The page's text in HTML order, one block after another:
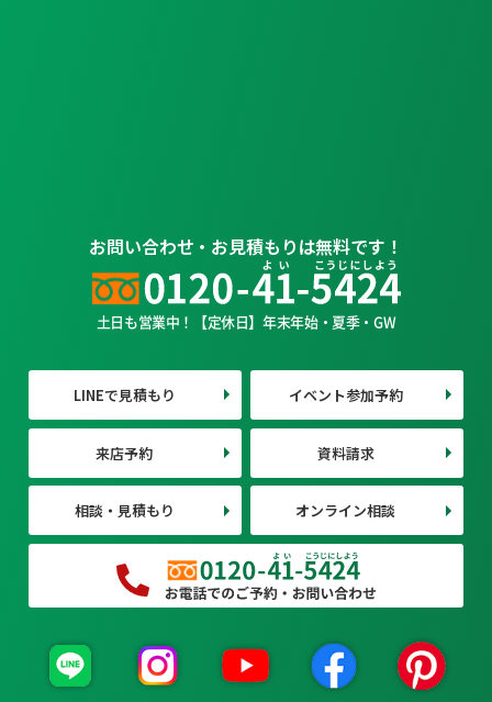
お問い合わせ・お見積もりは無料です！
土日も営業中！【定休日】年末年始・夏季・GW
LINEで見積もり イベント参加予約
来店予約 資料請求
相談・見積もり オンライン相談